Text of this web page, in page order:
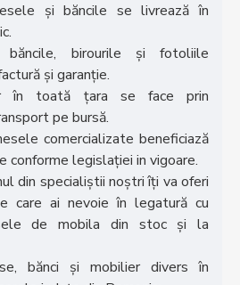
și băncile se livrează în
băncile, birourile și fotoliile
și garanție.
în toată țara se face prin
pe bursă.
comercializate beneficiază
conforme legislației in vigoare.
din specialiștii noștri îți va oferi
care ai nevoie în legatură cu
de mobila din stoc și la
bănci și mobilier divers în